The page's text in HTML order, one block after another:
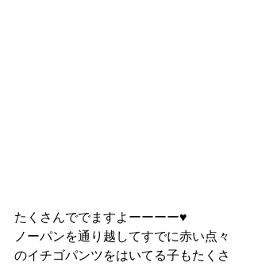
たくさんででますよーーーー♥
ノーパンを通り越してすでに赤い点々
のイチゴパンツをはいてる子もたくさ